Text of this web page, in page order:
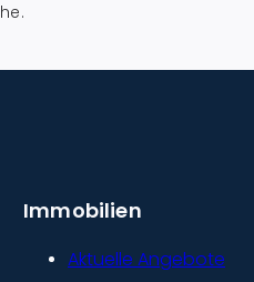
Immobilien
Aktuelle Angebote